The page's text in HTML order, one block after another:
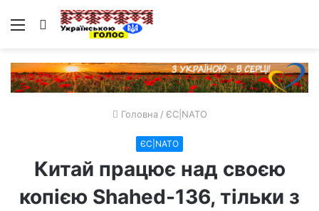
Меню Пошук
Головна / ЄС|NATO
ЄС|NATO
Китай працює над своєю
копією Shahed-136, тільки з